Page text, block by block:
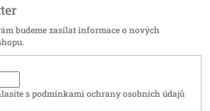
budeme zasílat informace o nových
spodmínkami ochrany osobních údajů